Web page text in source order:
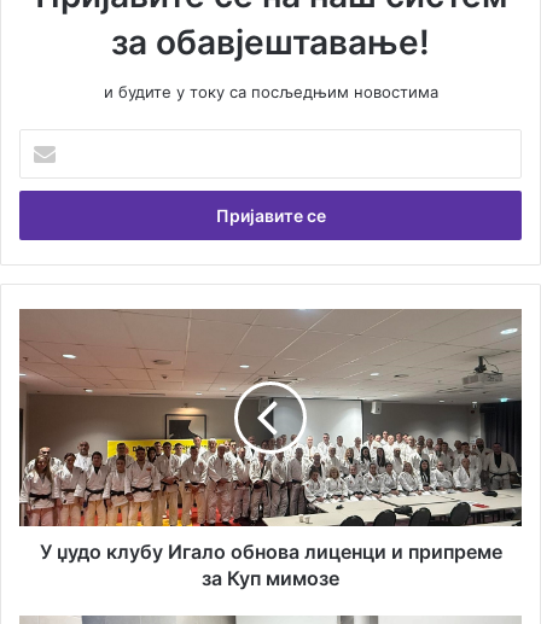
за обавјештавање!
и будите у току са посљедњим новостима
е
и
т
а
ш
у
е
м
а
и
л
џ
у
д
к
л
у
б
У џудо клубу Игало обнова лиценци и припреме
за Куп мимозе